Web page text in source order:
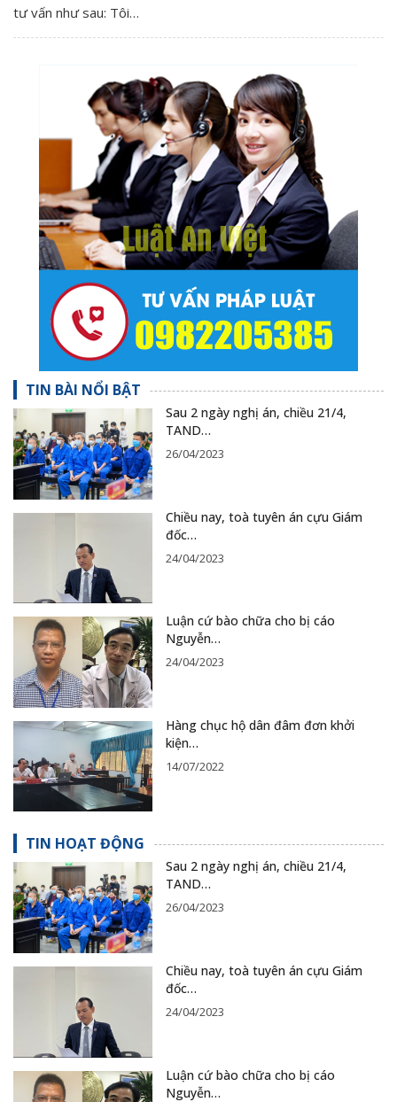
tư vấn như sau: Tôi…
TIN BÀI NỔI BẬT
Sau 2 ngày nghị án, chiều 21/4,
TAND…
26/04/2023
Chiều nay, toà tuyên án cựu Giám
đốc…
24/04/2023
Luận cứ bào chữa cho bị cáo
Nguyễn…
24/04/2023
Hàng chục hộ dân đâm đơn khởi
kiện…
14/07/2022
TIN HOẠT ĐỘNG
Sau 2 ngày nghị án, chiều 21/4,
TAND…
26/04/2023
Chiều nay, toà tuyên án cựu Giám
đốc…
24/04/2023
Luận cứ bào chữa cho bị cáo
Nguyễn…